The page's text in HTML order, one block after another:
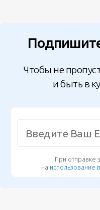
Чтобы не
и быть в
При отправке
на использование